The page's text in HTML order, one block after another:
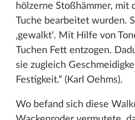
hölzerne Stoßhämmer, mit
Tuche bearbeitet wurden.
‚gewalkt‘. Mit Hilfe von
Tuchen Fett entzogen.
sie zugleich
Festigkeit.“ (Karl Oehms).
Wo befand sich diese